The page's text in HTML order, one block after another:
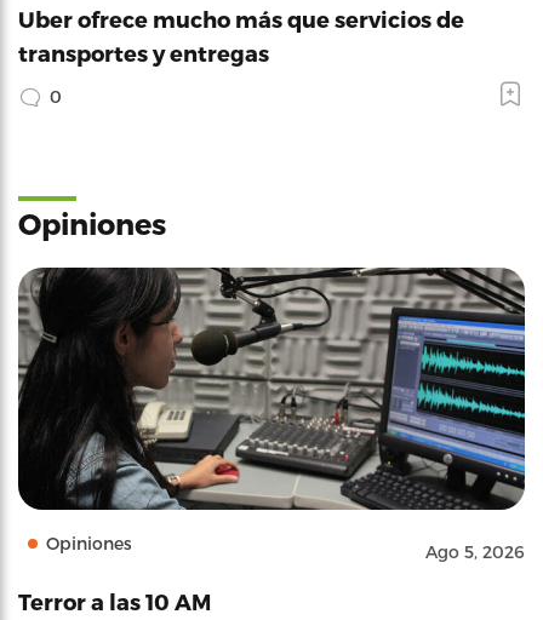
Uber ofrece mucho más que servicios de
transportes y entregas
0
Opiniones
Opiniones Ago 5, 2026
Terror a las 10 AM